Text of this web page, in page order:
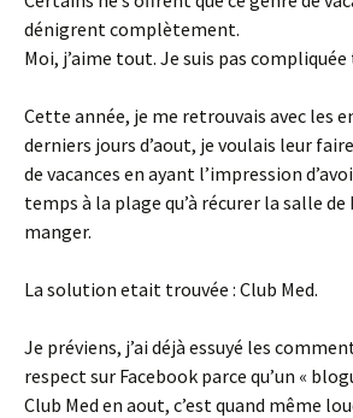
dénigrent complètement.
Moi, j’aime tout. Je suis pas compliquée
Cette année, je me retrouvais avec les
derniers jours d’aout, je voulais leur
de vacances en ayant l’impression
temps à la plage qu’à récurer la salle
manger.
La solution etait trouvée : Club Med.
Je préviens, j’ai déjà essuyé les
respect sur Facebook parce qu’un «
Club Med en aout, c’est quand même